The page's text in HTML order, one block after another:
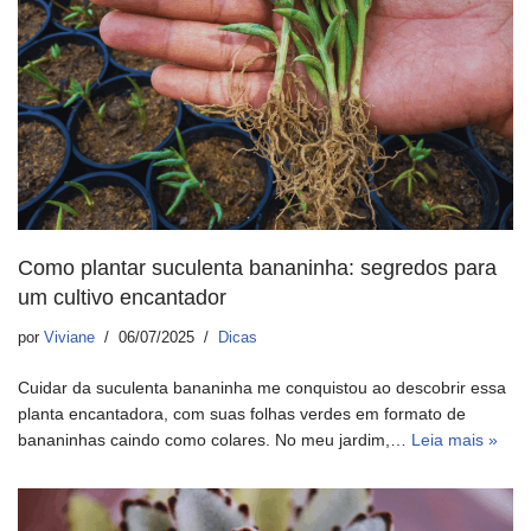
Como plantar suculenta bananinha: segredos para
um cultivo encantador
por Viviane 06/07/2025 Dicas
Cuidar da suculenta bananinha me conquistou ao descobrir essa
planta encantadora, com suas folhas verdes em formato de
bananinhas caindo como colares. No meu jardim,… Leia mais »